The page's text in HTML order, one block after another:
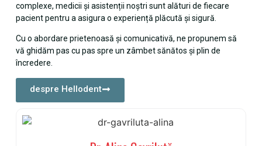
complexe, medicii și asistenții noștri sunt alături de fiecare
pacient pentru a asigura o experiență plăcută și sigură.
Cu o abordare prietenoasă și comunicativă, ne propunem să
vă ghidăm pas cu pas spre un zâmbet sănătos și plin de
încredere.
despre Hellodent